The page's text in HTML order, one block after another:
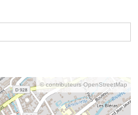
© contributeurs OpenStreetMap